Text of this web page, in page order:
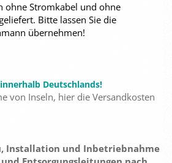
ohne Stromkabel und ohne
Bitte lassen Sie die
übernehmen!
Deutschlands!
von Inseln, hier die Versandkosten
Installation und Inbetriebnahme